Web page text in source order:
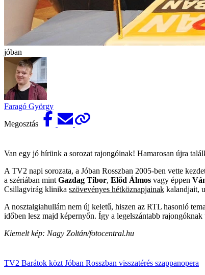
jóban
Faragó György
Megosztás
Van egy jó hírünk a sorozat rajongóinak! Hamarosan újra
A TV2 napi sorozata, a Jóban Rosszban 2005-ben vette
a szériában mint Gazdag Tibor, Előd Álmos vagy éppen
Csillagvirág klinika szövevényes hétköznapjainak kalandjait,
A nosztalgiahullám nem új keletű, hiszen az RTL hasonló
időben lesz majd képernyőn. Így a legelszántabb
Kiemelt kép: Nagy Zoltán/fotocentral.hu
TV2 Barátok közt Jóban Rosszban visszatérés szappanopera